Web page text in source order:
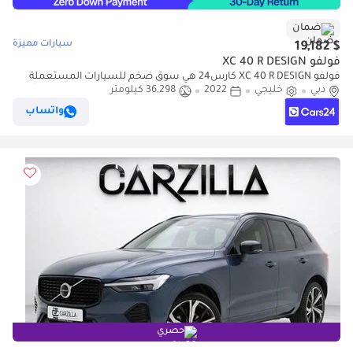
ضمان
$ 19,182 سيارات مميزة
فولفو XC 40 R DESIGN
فولفو XC 40 R DESIGN كارس24 هي سوق ضخم للسيارات المستعملة
موثوق ومضمون ٪كارس24 هي سوق ضخم للسيارات المستعملة موثوق
دبي خليجي 2022
36,298 كيلومتر
واتساب
حصري